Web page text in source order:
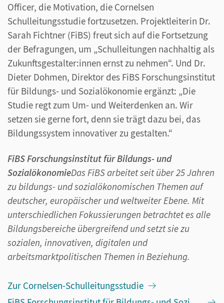
Officer, die Motivation, die Cornelsen
Schulleitungsstudie fortzusetzen. Projektleiterin Dr.
Sarah Fichtner (FiBS) freut sich auf die Fortsetzung
der Befragungen, um „Schulleitungen nachhaltig als
Zukunftsgestalter:innen ernst zu nehmen“. Und Dr.
Dieter Dohmen, Direktor des FiBS Forschungsinstitut
für Bildungs- und Sozialökonomie ergänzt: „Die
Studie regt zum Um- und Weiterdenken an. Wir
setzen sie gerne fort, denn sie trägt dazu bei, das
Bildungssystem innovativer zu gestalten.“
FiBS Forschungsinstitut für Bildungs- und
SozialökonomieDas FiBS arbeitet seit über 25 Jahren
zu bildungs- und sozialökonomischen Themen auf
deutscher, europäischer und weltweiter Ebene. Mit
unterschiedlichen Fokussierungen betrachtet es alle
Bildungsbereiche übergreifend und setzt sie zu
sozialen, innovativen, digitalen und
arbeitsmarktpolitischen Themen in Beziehung.
Zur Cornelsen-Schulleitungsstudie